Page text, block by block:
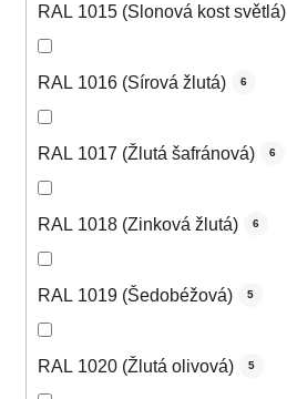
RAL 1015 (Slonová kost světlá)
RAL 1016 (Sírová žlutá) 6
RAL 1017 (Žlutá šafránová) 6
RAL 1018 (Zinková žlutá) 6
RAL 1019 (Šedobéžová) 5
RAL 1020 (Žlutá olivová) 5